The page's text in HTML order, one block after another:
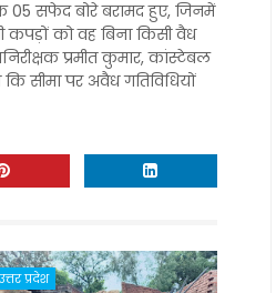
05 सफेद बोरे बरामद हुए, जिनमें
कपड़ों को वह बिना किसी वैध
प्रमीत कुमार, कांस्टेबल
सीमा पर अवैध गतिविधियों
उत्तर प्रदेश